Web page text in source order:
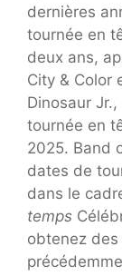
dernières
tournée en
deux ans,
City & Color
Dinosaur
tournée en
2025. Band
dates de
dans le
temps
obtenez